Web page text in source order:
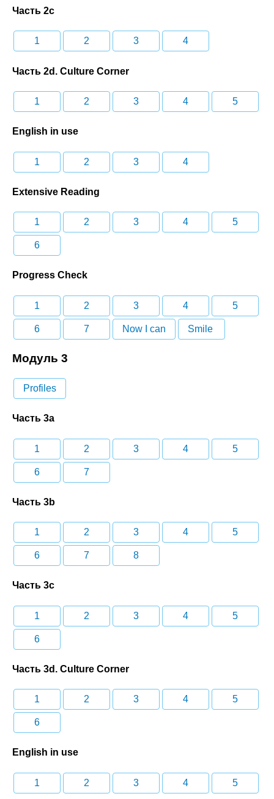
Часть 2c
1 2 3 4
Часть 2d. Culture Corner
1 2 3 4 5
English in use
1 2 3 4
Extensive Reading
1 2 3 4 5
6
Progress Check
1 2 3 4 5
6 7 Now I can Smile
Модуль 3
Profiles
Часть 3a
1 2 3 4 5
6 7
Часть 3b
1 2 3 4 5
6 7 8
Часть 3c
1 2 3 4 5
6
Часть 3d. Culture Corner
1 2 3 4 5
6
English in use
1 2 3 4 5